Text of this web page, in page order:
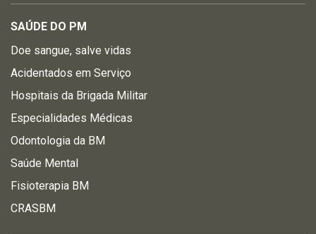
SAÚDE DO PM
Doe sangue, salve vidas
Acidentados em Serviço
Hospitais da Brigada Militar
Especialidades Médicas
Odontologia da BM
Saúde Mental
Fisioterapia BM
CRASBM